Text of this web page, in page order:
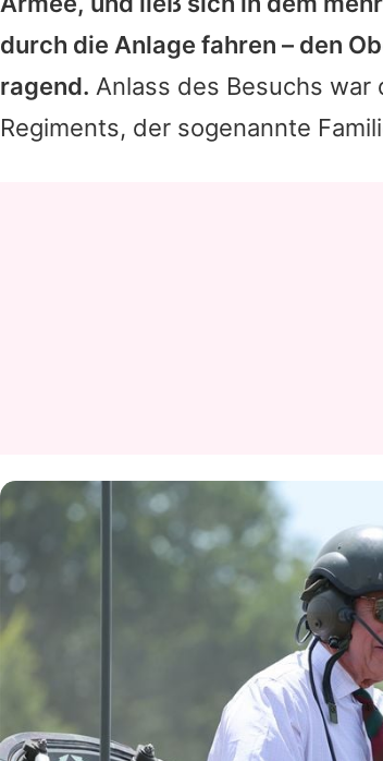
durch die Anlage fahren – den
ragend. Anlass des Besuchs war
Regiments, der sogenannte